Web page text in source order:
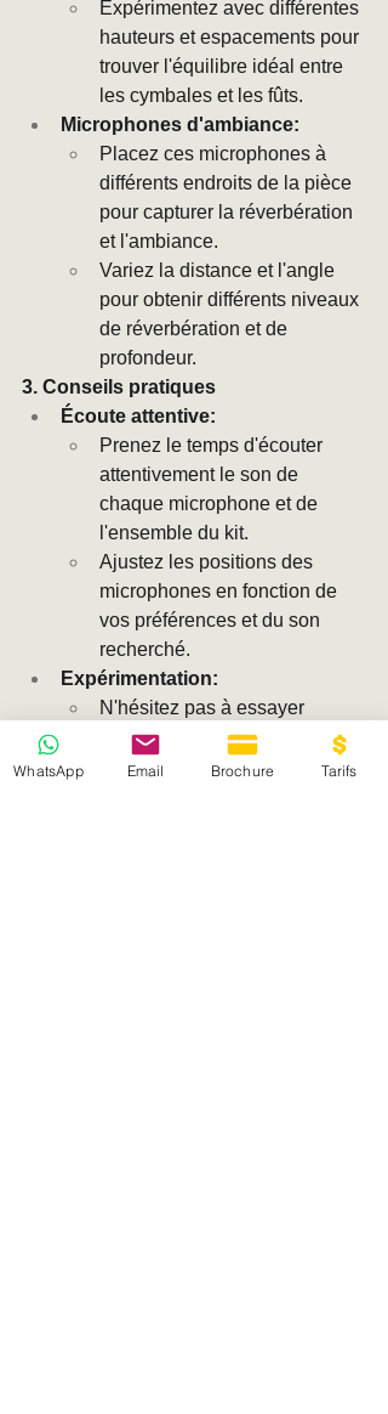
Expérimentez avec différentes
hauteurs et espacements pour
trouver l'équilibre idéal entre
les cymbales et les fûts.
Microphones d'ambiance:
Placez ces microphones à
différents endroits de la pièce
pour capturer la réverbération
et l'ambiance.
Variez la distance et l'angle
pour obtenir différents niveaux
de réverbération et de
profondeur.
3. Conseils pratiques
Écoute attentive:
Prenez le temps d'écouter
attentivement le son de
chaque microphone et de
l'ensemble du kit.
Ajustez les positions des
microphones en fonction de
vos préférences et du son
recherché.
Expérimentation:
N'hésitez pas à essayer
différentes configurations et
placements de microphones.
WhatsApp Email Brochure Tarifs